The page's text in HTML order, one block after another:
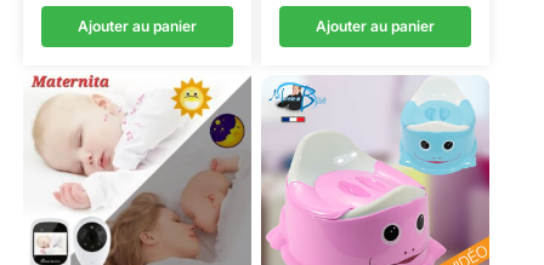
Ajouter au panier Ajouter au panier